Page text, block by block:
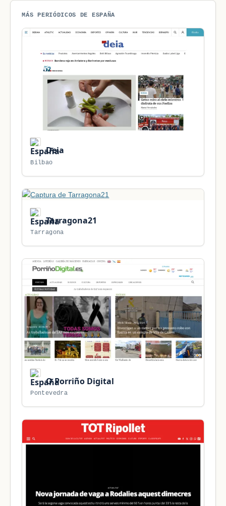
MÁS PERIÓDICOS DE ESPAÑA
Deia
Bilbao
Tarragona21
Tarragona
O Porriño Digital
Pontevedra